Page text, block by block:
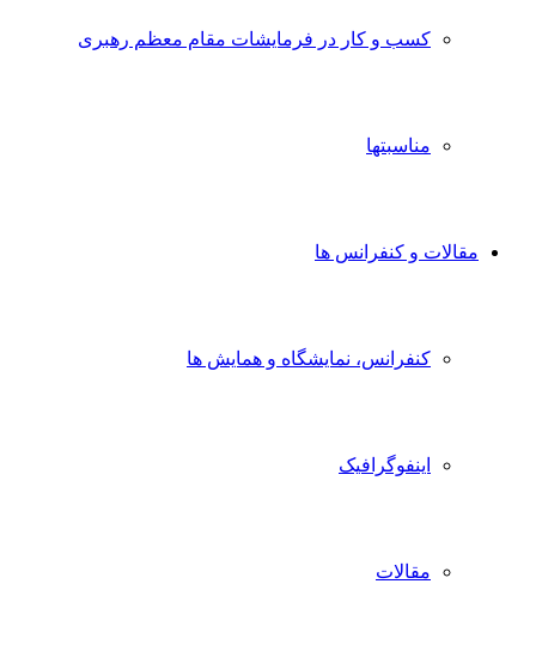
کسب و کار در فرمایشات مقام معظم رهبری
مناسبتها
مقالات و کنفرانس ها
کنفرانس، نمایشگاه و همایش ها
اینفوگرافیک
مقالات